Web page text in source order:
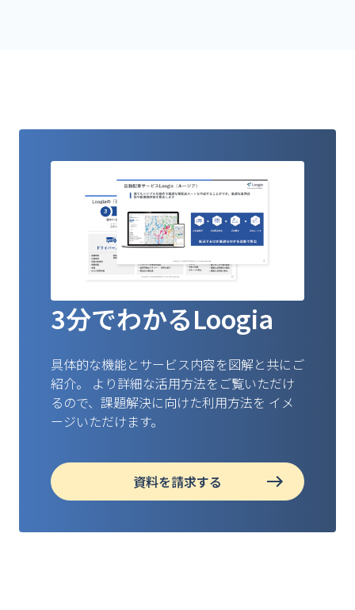
3分でわかるLoogia
具体的な機能とサービス内容を図解と共にご
紹介。
より詳細な活用方法をご覧いただけ
るので、課題解決に向けた利用方法を イメ
ージいただけます。
資料を請求する